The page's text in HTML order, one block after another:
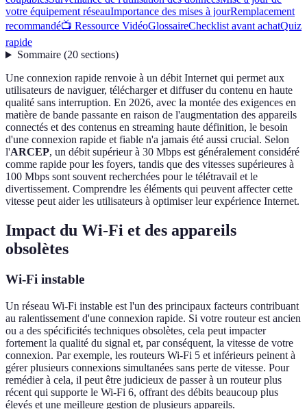
votre équipement réseauImportance des mises à jourRemplacement
recommandé📺 Ressource VidéoGlossaireChecklist avant achatQuiz
rapide
Sommaire(20 sections)
Une connexion rapide renvoie à un débit Internet qui permet aux
utilisateurs de naviguer, télécharger et diffuser du contenu en haute
qualité sans interruption. En 2026, avec la montée des exigences en
matière de bande passante en raison de l'augmentation des appareils
connectés et des contenus en streaming haute définition, le besoin
d'une connexion rapide et fiable n'a jamais été aussi crucial. Selon
l'ARCEP, un débit supérieur à 30 Mbps est généralement considéré
comme rapide pour les foyers, tandis que des vitesses supérieures à
100 Mbps sont souvent recherchées pour le télétravail et le
divertissement. Comprendre les éléments qui peuvent affecter cette
vitesse peut aider les utilisateurs à optimiser leur expérience Internet.
Impact du Wi-Fi et des appareils
obsolètes
Wi-Fi instable
Un réseau Wi-Fi instable est l'un des principaux facteurs contribuant
au ralentissement d'une connexion rapide. Si votre routeur est ancien
ou a des spécificités techniques obsolètes, cela peut impacter
fortement la qualité du signal et, par conséquent, la vitesse de votre
connexion. Par exemple, les routeurs Wi-Fi 5 et inférieurs peinent à
gérer plusieurs connexions simultanées sans perte de vitesse. Pour
remédier à cela, il peut être judicieux de passer à un routeur plus
récent qui supporte le Wi-Fi 6, offrant des débits beaucoup plus
élevés et une meilleure gestion de plusieurs appareils.